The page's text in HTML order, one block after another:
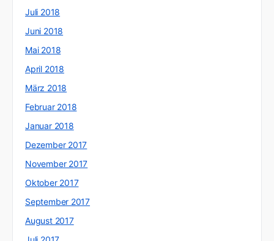
Juli 2018
Juni 2018
Mai 2018
April 2018
März 2018
Februar 2018
Januar 2018
Dezember 2017
November 2017
Oktober 2017
September 2017
August 2017